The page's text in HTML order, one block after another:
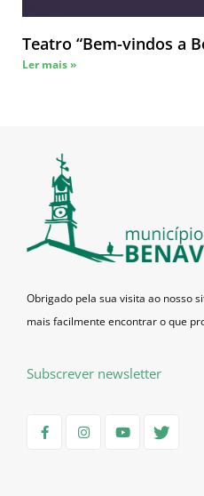
Teatro “Bem-vindos a
Ler mais »
Obrigado pela sua visita ao nosso
mais facilmente encontrar o que
Subscrever newsletter